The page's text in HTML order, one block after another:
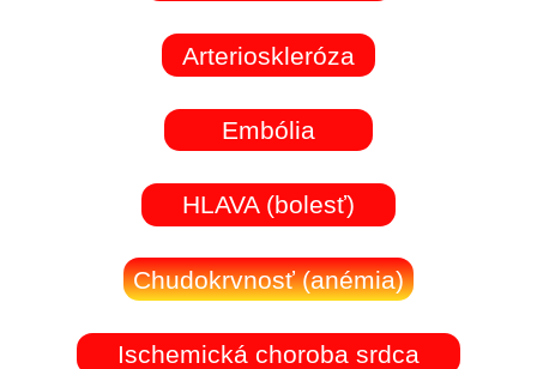
Arterioskleróza
Embólia
HLAVA (bolesť)
Chudokrvnosť (anémia)
Ischemická choroba srdca